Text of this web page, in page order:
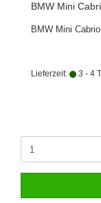
BMW Mini
BMW Mini
Lieferzeit: 3 - 4